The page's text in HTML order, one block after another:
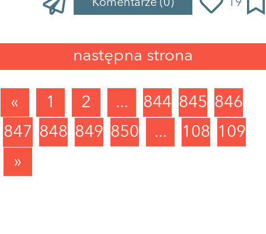
Komentarze (0) 19
następna strona
« 1 2 ... 844 845 846
847 848 849 850 ... 10891090
»